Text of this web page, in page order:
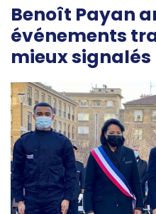
Benoît Payan
événements
mieux signalés